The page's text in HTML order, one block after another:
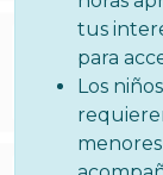
tus
para
Los